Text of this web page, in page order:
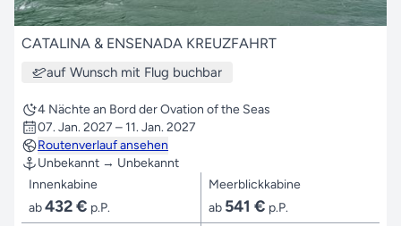
CATALINA & ENSENADA KREUZFAHRT
auf Wunsch mit Flug buchbar
4 Nächte an Bord der Ovation of the Seas
07. Jan. 2027 – 11. Jan. 2027
Routenverlauf ansehen
Unbekannt → Unbekannt
Innenkabine
ab432 € p.P.
Meerblickkabine
ab 541 € p.P.